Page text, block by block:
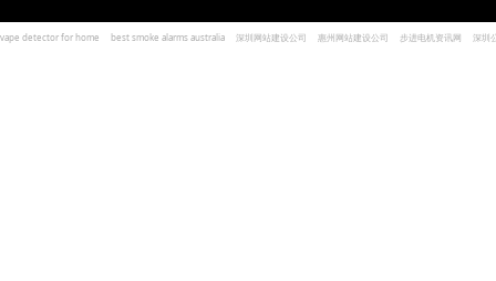
vape detector for home best smoke alarms australia 深圳网站建设公司 惠州网站建设公司 步进电机资讯网 深圳